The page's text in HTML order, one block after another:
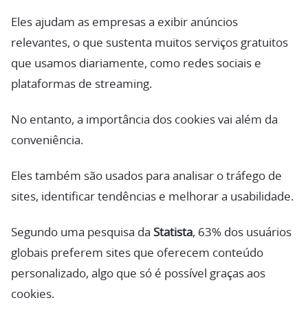
Eles ajudam as empresas a exibir anúncios
relevantes, o que sustenta muitos serviços gratuitos
que usamos diariamente, como redes sociais e
plataformas de streaming.
No entanto, a importância dos cookies vai além da
conveniência.
Eles também são usados para analisar o tráfego de
sites, identificar tendências e melhorar a usabilidade.
Segundo uma pesquisa da Statista, 63% dos usuários
globais preferem sites que oferecem conteúdo
personalizado, algo que só é possível graças aos
cookies.